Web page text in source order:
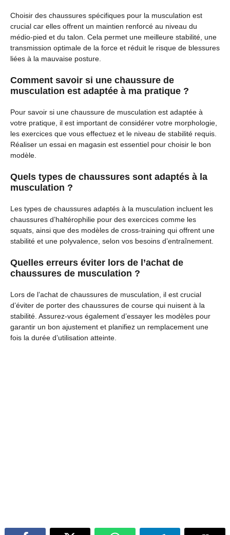
Choisir des chaussures spécifiques pour la musculation est
crucial car elles offrent un maintien renforcé au niveau du
médio-pied et du talon. Cela permet une meilleure stabilité, une
transmission optimale de la force et réduit le risque de blessures
liées à la mauvaise posture.
Comment savoir si une chaussure de
musculation est adaptée à ma pratique ?
Pour savoir si une chaussure de musculation est adaptée à
votre pratique, il est important de considérer votre morphologie,
les exercices que vous effectuez et le niveau de stabilité requis.
Réaliser un essai en magasin est essentiel pour choisir le bon
modèle.
Quels types de chaussures sont adaptés à la
musculation ?
Les types de chaussures adaptés à la musculation incluent les
chaussures d’haltérophilie pour des exercices comme les
squats, ainsi que des modèles de cross-training qui offrent une
stabilité et une polyvalence, selon vos besoins d’entraînement.
Quelles erreurs éviter lors de l’achat de
chaussures de musculation ?
Lors de l’achat de chaussures de musculation, il est crucial
d’éviter de porter des chaussures de course qui nuisent à la
stabilité. Assurez-vous également d’essayer les modèles pour
garantir un bon ajustement et planifiez un remplacement une
fois la durée d’utilisation atteinte.